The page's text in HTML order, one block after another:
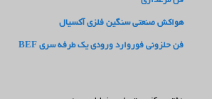
هواکش صنعتی سنگین فلزی آکسیال
فن حلزونی فوروارد ورودی یک طرفه سری BEF